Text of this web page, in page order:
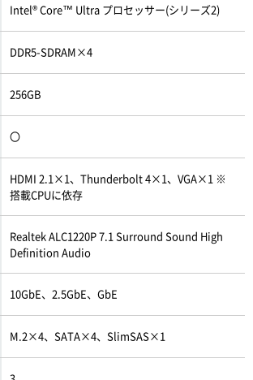
Intel® Core™ Ultra プロセッサー(シリーズ2)
DDR5-SDRAM×4
256GB
〇
HDMI 2.1×1、Thunderbolt 4×1、VGA×1 ※
搭載CPUに依存
Realtek ALC1220P 7.1 Surround Sound High
Definition Audio
10GbE、2.5GbE、GbE
M.2×4、SATA×4、SlimSAS×1